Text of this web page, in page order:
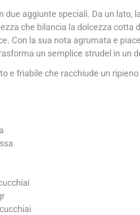
due aggiunte speciali. Da un lato,
che bilancia la dolcezza cotta
Con la sua nota agrumata e
un semplice strudel in un
e friabile che racchiude un